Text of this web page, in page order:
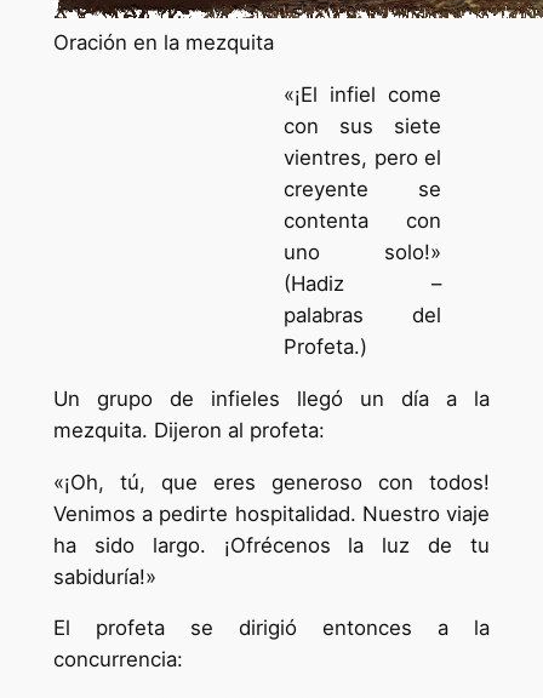
Oración en la mezquita
«¡El infiel come
con sus siete
vientres, pero el
creyente se
contenta con
uno solo!»
(Hadiz –
palabras del
Profeta.)
Un grupo de infieles llegó un día a la
mezquita. Dijeron al profeta:
«¡Oh, tú, que eres generoso con todos!
Venimos a pedirte hospitalidad. Nuestro viaje
ha sido largo. ¡Ofrécenos la luz de tu
sabiduría!»
El profeta se dirigió entonces a la
concurrencia: